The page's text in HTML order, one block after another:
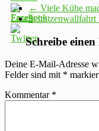
← Viele Kühe
Schützenwallfahrt
Schreibe
Deine E-Mail-Adresse
Felder sind mit *
Kommentar *